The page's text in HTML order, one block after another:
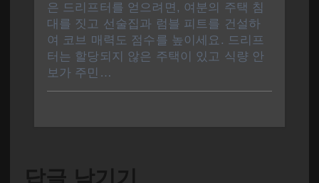
은 드리프터를 얻으려면, 여분의 주택 침
대를 짓고 선술집과 럼블 피트를 건설하
여 코브 매력도 점수를 높이세요. 드리프
터는 할당되지 않은 주택이 있고 식량 안
보가 주민…
답글 남기기